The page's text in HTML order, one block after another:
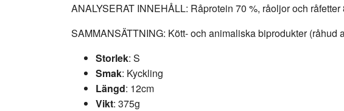
ANALYSERAT INNEHÅLL: Råprotein 70 %, råoljor och
SAMMANSÄTTNING: Kött- och animaliska biprodukter
Storlek: S
Smak: Kyckling
Längd: 12cm
Vikt: 375g